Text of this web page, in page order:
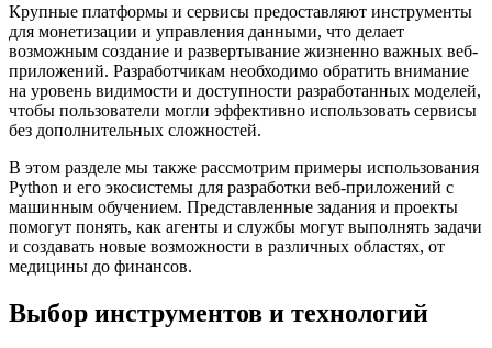
Крупные платформы и сервисы предоставляют инструменты
для монетизации и управления данными, что делает
возможным создание и развертывание жизненно важных веб-
приложений. Разработчикам необходимо обратить внимание
на уровень видимости и доступности разработанных моделей,
чтобы пользователи могли эффективно использовать сервисы
без дополнительных сложностей.
В этом разделе мы также рассмотрим примеры использования
Python и его экосистемы для разработки веб-приложений с
машинным обучением. Представленные задания и проекты
помогут понять, как агенты и службы могут выполнять задачи
и создавать новые возможности в различных областях, от
медицины до финансов.
Выбор инструментов и технологий